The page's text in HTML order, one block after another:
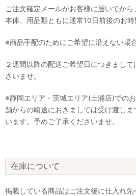
ご注文確定メールがお客様に届いてか
本体、用品類ともに通常10日前後のお時
※商品手配のためにご希望に沿えない場
２週間以降の配送ご希望日につきまし
さいませ。
※静岡エリア・茨城エリア(土浦店)での
舗からの輸送におきましては受け渡し
います。予めご了承くださいませ。
在庫について
掲載している商品はご注文後に仕入れ